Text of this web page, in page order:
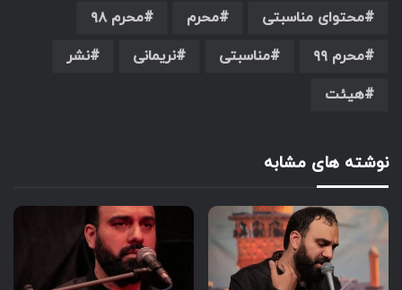
محتوای مناسبتی
محرم
محرم ۹۸
محرم ۹۹
مناسبتی نریمانی
نشر
هیئت
نوشته های مشابه